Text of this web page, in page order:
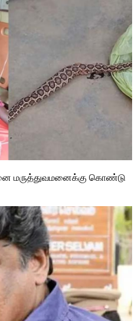
மருத்துவமனைக்கு கொண்டு